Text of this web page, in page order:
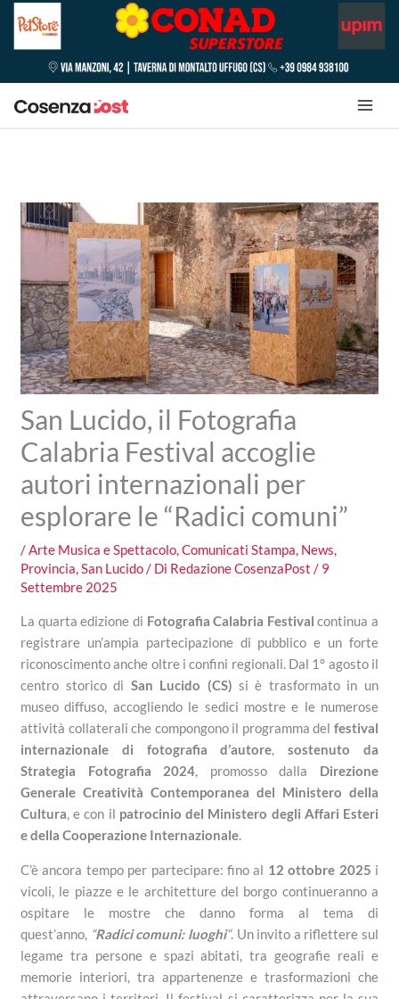
San Lucido, il Fotografia
Calabria Festival accoglie
autori internazionali per
esplorare le “Radici comuni”
/Arte Musica e Spettacolo,Comunicati Stampa, News,
Provincia,San Lucido/ Di Redazione CosenzaPost/ 9
Settembre 2025
La quarta edizione di Fotografia Calabria Festival continua a
registrare un’ampia partecipazione di pubblico e un forte
riconoscimento anche oltre i confini regionali. Dal 1° agosto il
centro storico di San Lucido (CS) si è trasformato in un
museo diffuso, accogliendo le sedici mostre e le numerose
attività collaterali che compongono il programma del festival
internazionale di fotografia d’autore,sostenuto da
Strategia Fotografia 2024, promosso dalla Direzione
Generale Creatività Contemporanea del Ministero della
Cultura, e con il patrocinio del Ministero degli Affari Esteri
e della Cooperazione Internazionale.
C’è ancora tempo per partecipare: fino al 12 ottobre 2025 i
vicoli, le piazze e le architetture del borgo continueranno a
ospitare le mostre che danno forma al tema di
quest’anno, “Radici comuni: luoghi“. Un invito a riflettere sul
legame tra persone e spazi abitati, tra geografie reali e
memorie interiori, tra appartenenze e trasformazioni che